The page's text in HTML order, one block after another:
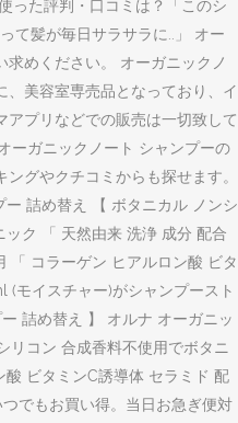
った評判・口コミは？「このシ
て髪が毎日サラサラに..」 オー
求めください。 オーガニックノ
美容室専売品となっており、イ
アプリなどでの販売は一切致して
ーガニックノート シャンプーの
グやクチコミからも探せます。
詰め替え 【 ボタニカル ノンシ
ク 「 天然由来 洗浄 成分 配合
「 コラーゲン ヒアルロン酸 ビタ
(モイスチャー)がシャンプースト
詰め替え 】 オルナ オーガニッ
リコン 合成香料不使用でボタニ
ビタミンC誘導体 セラミド 配
でもお買い得。当日お急ぎ便対